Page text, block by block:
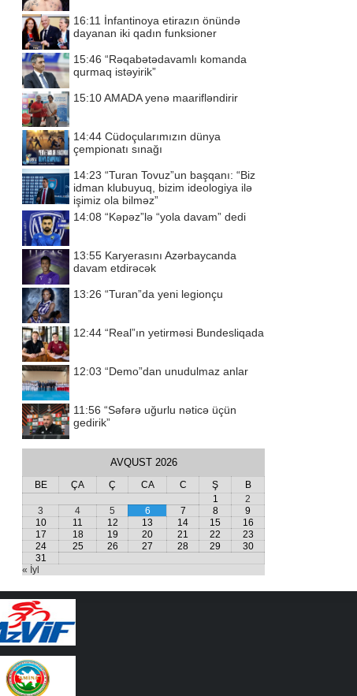
16:11 İnfantinoya etirazın önündə
dayanan iki qadın funksioner
15:46 “Rəqabətədavamlı komanda
qurmaq istəyirik”
15:10AMADA yenə maarifləndirir
14:44 Cüdoçularımızın dünya
çempionatı sınağı
14:23 “Turan Tovuz”un başqanı: “Biz
idman klubuyuq, bizim ideologiya ilə
işimiz ola bilməz”
14:08 “Kəpəz”lə “yola davam” dedi
13:55 Karyerasını Azərbaycanda
davam etdirəcək
13:26 “Turan”da yeni legionçu
12:44 “Real”ın yetirməsi Bundesliqada
12:03 “Demo”dan unudulmaz anlar
11:56 “Səfərə uğurlu nəticə üçün
gedirik”
AVQUST 2026
BE ÇA Ç CA C Ş
B
1
2
3
4 5 6 7 8
9
10
11 12 13 14 15
16
17
18 19 20 21 22
23
24
25 26 27 28 29
30
31
« İyl